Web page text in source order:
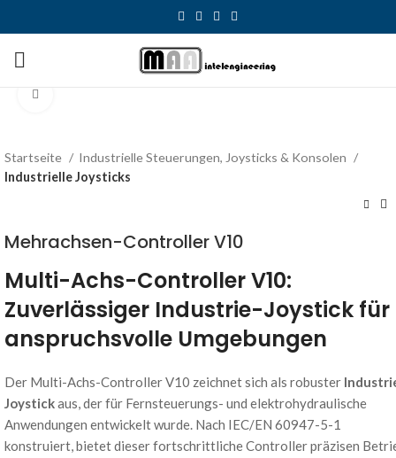
Startseite
Industrielle Steuerungen, Joysticks & Konsolen
Industrielle Joysticks
Mehrachsen-Controller V10
Multi-Achs-Controller V10:
Zuverlässiger Industrie-Joystick für
anspruchsvolle Umgebungen
Der Multi-Achs-Controller V10 zeichnet sich als robuster
Joystickaus, der für Fernsteuerungs- und elektrohydraulische
Anwendungen entwickelt wurde. Nach IEC/EN 60947-5-1
konstruiert, bietet dieser fortschrittliche Controller präzisen